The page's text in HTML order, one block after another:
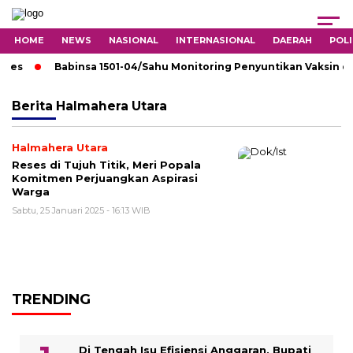
HOME NEWS NASIONAL INTERNASIONAL DAERAH
Babinsa 1501-04/Sahu Monitoring Penyuntikan Vaksin di
Berita Halmahera Utara
Halmahera Utara
Reses di Tujuh Titik, Meri Popala
Komitmen Perjuangkan Aspirasi
Warga
Sabtu, 25 Januari 2025 - 16:13 WIB
TRENDING
Di Tengah Isu Efisiensi Anggaran, Bupati